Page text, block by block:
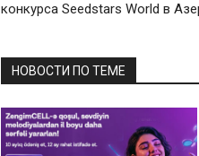
конкурса Seedstars World в
НОВОСТИ ПО ТЕМЕ